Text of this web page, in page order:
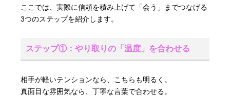
ここでは、実際に信頼を積み上げて「会う」までつなげる
3つのステップを紹介します。
ステップ①：やり取りの「温度」を合わせる
相手が軽いテンションなら、こちらも明るく。
真面目な雰囲気なら、丁寧な言葉で合わせる。